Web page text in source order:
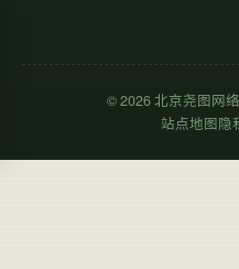
©2026北京尧图网
站点地图隐